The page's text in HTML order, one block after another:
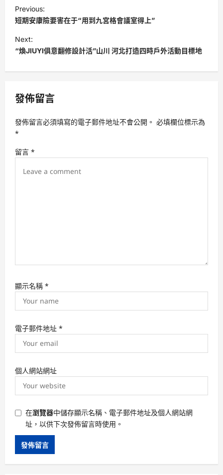
o
s
t
v
g
t
Previous:
短期安康險要害在于“用到九宮格會議室得上”
Next:
“煥JIUYI俱意翻修設計活”山川 河北打造四時戶外活動目標地
發佈留言
發佈留言必須填寫的電子郵件地址不會公開。 必填欄位標示為
*
留言 *
顯示名稱 *
電子郵件地址 *
個人網站網址
在瀏覽器中儲存顯示名稱、電子郵件地址及個人網站網
址，以供下次發佈留言時使用。